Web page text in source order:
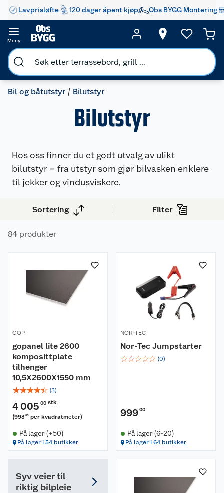
Lavprisløfte 120 dager åpent kjøp Obs BYGG Montering
Meny
Bil og båtutstyr Bilutstyr
Bilutstyr
Hos oss finner du et godt utvalg av ulikt
bilutstyr – fra utstyr som gjør bilvasken enklere
til jekker og vindusviskere.
Sortering Filter
84 produkter
GOP
gopanel lite 2600
komposittplate
tilhenger
10,5X2600X1550 mm
☆☆☆☆☆ (3)
4 005 00 stk
(99380 per kvadratmeter)
På lager (+50)
På lager i 54 butikker
NOR-TEC
Nor-Tec Jumpstarter
☆☆☆☆☆ (0)
99900
På lager (6-20)
På lager i 64 butikker
Syv veier til
riktig bilpleie